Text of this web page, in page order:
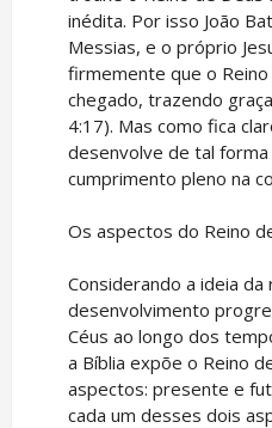
inédita. Por isso João
Messias, e o próprio
firmemente que o Reino
chegado, trazendo
4:17). Mas como fica
desenvolve de tal forma
cumprimento pleno na
Os aspectos do Reino
Considerando a ideia da
desenvolvimento
Céus ao longo dos
a Bíblia expõe o Reino
aspectos: presente e
cada um desses dois